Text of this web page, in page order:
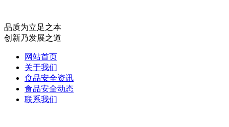
品质为立足之本
创新乃发展之道
网站首页
关于我们
食品安全资讯
食品安全动态
联系我们